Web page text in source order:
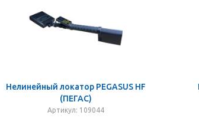
Нелинейный локатор PEGASUS HF
(ПЕГАС)
Артикул: 109044